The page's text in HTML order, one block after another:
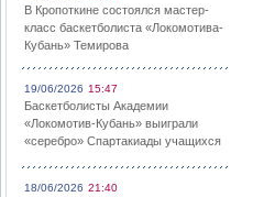
В Кропоткине состоялся мастер-
класс баскетболиста «Локомотива-
Кубань» Темирова
19/06/2026 15:47
Баскетболисты Академии
«Локомотив-Кубань» выиграли
«серебро» Спартакиады учащихся
18/06/2026 21:40